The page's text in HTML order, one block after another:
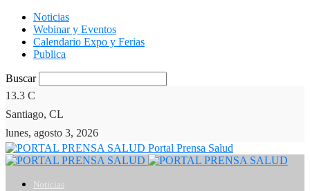
Noticias
Webinar y Eventos
Calendario Expo y Ferias
Publica
Buscar
13.3 C
Santiago, CL
lunes, agosto 3, 2026
Portal Prensa Salud
Noticias